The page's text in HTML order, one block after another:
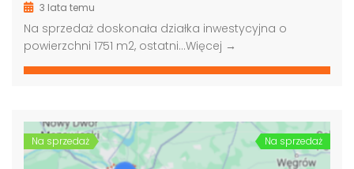
3 lata temu
Na sprzedaż doskonała działka inwestycyjna o
powierzchni 1751 m2, ostatni…Więcej →
Na sprzedaż Na sprzedaż